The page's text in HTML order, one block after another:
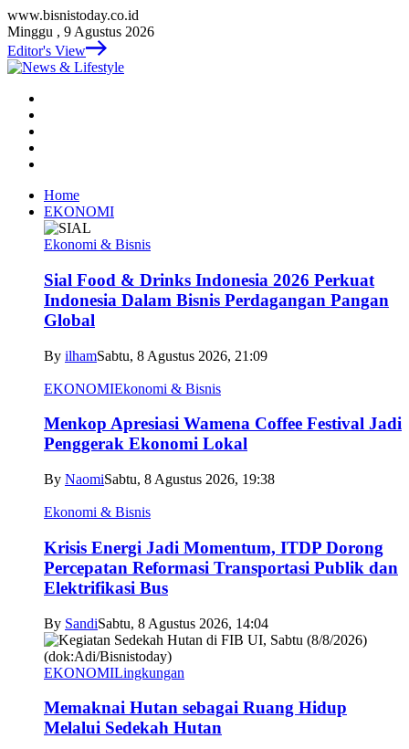
www.bisnistoday.co.id
Minggu , 9 Agustus 2026
Editor's View
Home
EKONOMI
Ekonomi & Bisnis
Sial Food & Drinks Indonesia 2026 Perkuat
Indonesia Dalam Bisnis Perdagangan Pangan
Global
By ilhamSabtu, 8 Agustus 2026, 21:09
EKONOMIEkonomi & Bisnis
Menkop Apresiasi Wamena Coffee Festival Jadi
Penggerak Ekonomi Lokal
By NaomiSabtu, 8 Agustus 2026, 19:38
Ekonomi & Bisnis
Krisis Energi Jadi Momentum, ITDP Dorong
Percepatan Reformasi Transportasi Publik dan
Elektrifikasi Bus
By SandiSabtu, 8 Agustus 2026, 14:04
EKONOMILingkungan
Memaknai Hutan sebagai Ruang Hidup
Melalui Sedekah Hutan